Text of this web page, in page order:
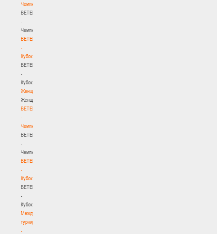
Чемпионат
BETERA
-
Чемпионат
BETERA
-
Кубок
BETERA
-
Кубок
Женщины
Женщины
BETERA
-
Чемпионат
BETERA
-
Чемпионат
BETERA
-
Кубок
BETERA
-
Кубок
Международный
турнир
-